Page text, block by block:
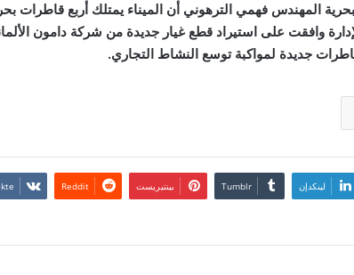
المهندس فهمي الترهوني أن الميناء يمتلك أربع قاطرات
وافقت على استيراد قطع غيار جديدة من شركة دامون
جديدة لمواكبة توسع النشاط التجاري.
لينكدإن بينتيريست